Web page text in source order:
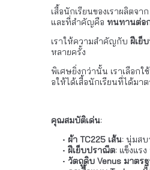
เสื้อนักเรียนของเราผลิตจาก
และที่สำคัญคือ ทนทานต่อก
เราให้ความสำคัญกับ ฝีเย็
หลายครั้ง
พิเศษยิ่งกว่านั้น เราเลือก
อให้ได้เสื้อนักเรียนที่ได้ม
คุณสมบัติเด่น:
ผ้า TC225 เส้น:นุ่มสบ
ฝีเย็บปราณีต:แข็งแรง
วัตถุดิบ Venus มาตร